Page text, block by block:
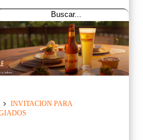
INVITACION PARA